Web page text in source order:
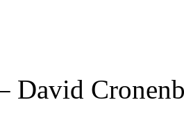
David